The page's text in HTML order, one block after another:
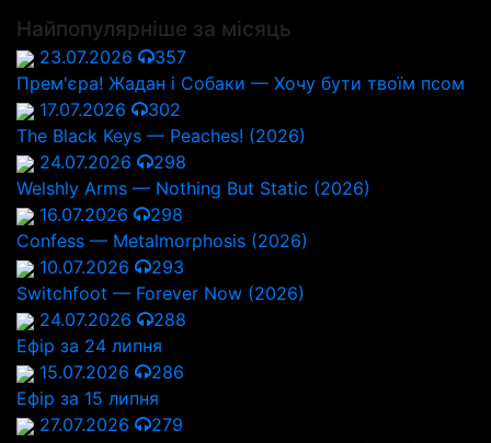
Найпопулярніше за місяць
23.07.2026
357
Прем'єра! Жадан і Собаки — Хочу бути твоїм псом
17.07.2026
302
The Black Keys — Peaches! (2026)
24.07.2026
298
Welshly Arms — Nothing But Static (2026)
16.07.2026
298
Confess — Metalmorphosis (2026)
10.07.2026
293
Switchfoot — Forever Now (2026)
24.07.2026
288
Ефір за 24 липня
15.07.2026
286
Ефір за 15 липня
27.07.2026
279